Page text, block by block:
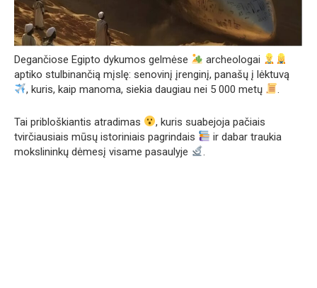
Degančiose Egipto dykumos gelmėse
archeologai
aptiko stulbinančią mįslę: senovinį įrenginį, panašų į lėktuvą
, kuris, kaip manoma, siekia daugiau nei 5 000 metų
.
Tai pribloškiantis atradimas
, kuris suabejoja pačiais
tvirčiausiais mūsų istoriniais pagrindais
ir dabar traukia
mokslininkų dėmesį visame pasaulyje
.